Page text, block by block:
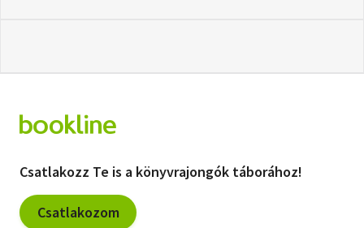
Csatlakozz Te is a könyvrajongók táborához!
Csatlakozom